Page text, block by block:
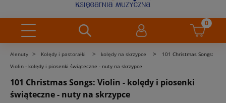
Alenuty > Kolędy i pastorałki > kolędy na skrzypce >
101 Christmas Songs:
Violin - kolędy i piosenki świąteczne - nuty na skrzypce
101 Christmas Songs: Violin - kolędy i piosenki
świąteczne - nuty na skrzypce